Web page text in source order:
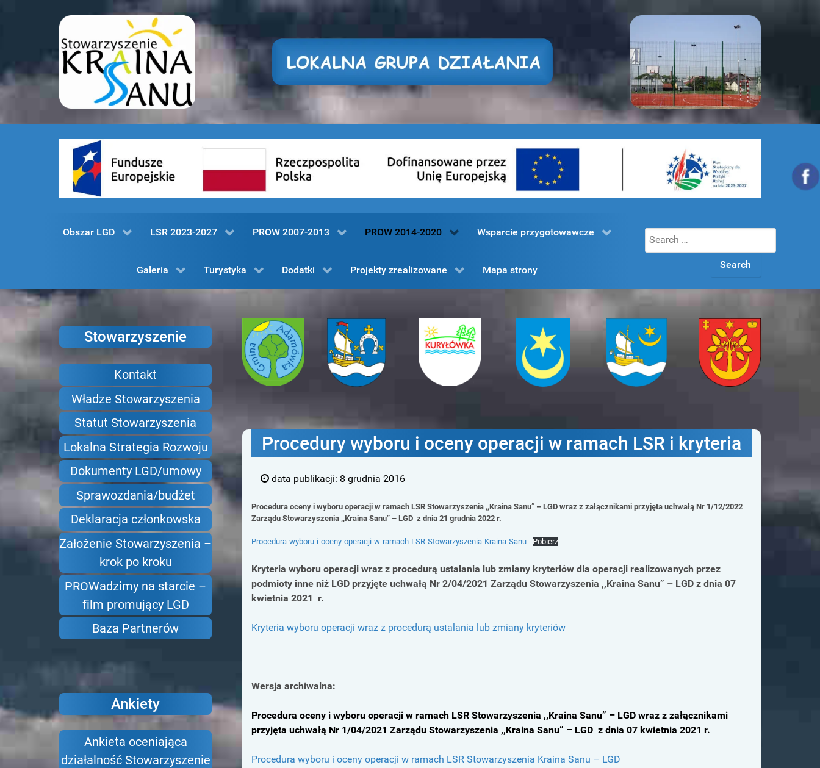
Obszar LGD LSR 2023-2027 PROW 2007-2013 PROW 2014-2020 Wsparcie przygotowawcze
Galeria Turystyka Dodatki Projekty zrealizowane Mapa strony
Search
for:
Stowarzyszenie
Kontakt
Władze Stowarzyszenia
Statut Stowarzyszenia
Lokalna Strategia Rozwoju
Dokumenty LGD/umowy
Sprawozdania/budżet
Deklaracja członkowska
Założenie Stowarzyszenia –
krok po kroku
PROWadzimy na starcie –
film promujący LGD
Baza Partnerów
Ankiety
Ankieta oceniająca
działalność Stowarzyszenie
Gmina
Adamówka
Gmina
Jarosław
Gmina
Gmina
Sieniawa
Gmina
Tryńcza
Gmina
Wiązownica
Procedury wyboru i oceny operacji w ramach LSR i kryteria
data publikacji: 8 grudnia 2016
Procedura oceny i wyboru operacji w ramach LSR Stowarzyszenia ,,Kraina Sanu” – LGD wraz z załącznikami przyjęta uchwałą Nr 1/12/2022
Zarządu Stowarzyszenia ,,Kraina Sanu” – LGD z dnia 21 grudnia 2022 r.
Procedura-wyboru-i-oceny-operacji-w-ramach-LSR-Stowarzyszenia-Kraina-Sanu Pobierz
Kryteria wyboru operacji wraz z procedurą ustalania lub zmiany kryteriów dla operacji realizowanych przez
podmioty inne niż LGD przyjęte uchwałą Nr 2/04/2021 Zarządu Stowarzyszenia ,,Kraina Sanu” – LGD z dnia 07
kwietnia 2021 r.
Kryteria wyboru operacji wraz z procedurą ustalania lub zmiany kryteriów
Wersja archiwalna:
Procedura oceny i wyboru operacji w ramach LSR Stowarzyszenia ,,Kraina Sanu” – LGD wraz z załącznikami
przyjęta uchwałą Nr 1/04/2021 Zarządu Stowarzyszenia ,,Kraina Sanu” – LGD z dnia 07 kwietnia 2021 r.
Procedura wyboru i oceny operacji w ramach LSR Stowarzyszenia Kraina Sanu – LGD